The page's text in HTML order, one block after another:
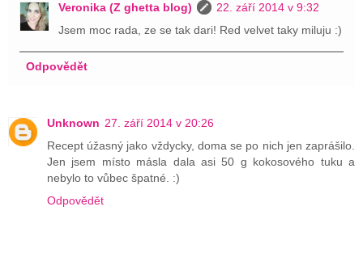
Veronika (Z ghetta blog)
22. září 2014 v 9:32
Jsem moc rada, ze se tak dari! Red velvet taky miluju :)
Odpovědět
Unknown 27. září 2014 v 20:26
Recept úžasný jako vždycky, doma se po nich jen zaprášilo.
Jen jsem místo másla dala asi 50 g kokosového tuku a
nebylo to vůbec špatné. :)
Odpovědět